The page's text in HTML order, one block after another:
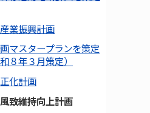
業振興計画
マスタープランを策定
８年３月策定）
化計画
致維持向上計画